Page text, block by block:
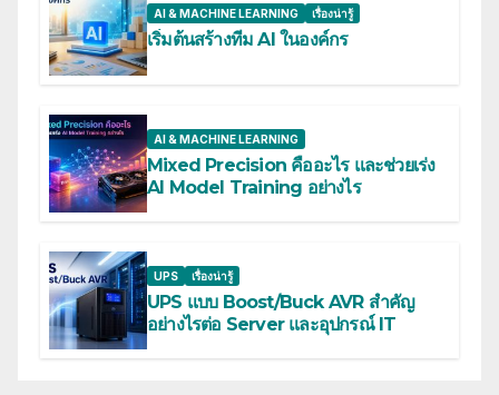
AI & MACHINE LEARNING เรื่องน่ารู้
เริ่มต้นสร้างทีม AI ในองค์กร
AI & MACHINE LEARNING
Mixed Precision คืออะไร และช่วยเร่ง
AI Model Training อย่างไร
UPS เรื่องน่ารู้
UPS แบบ Boost/Buck AVR สำคัญ
อย่างไรต่อ Server และอุปกรณ์ IT